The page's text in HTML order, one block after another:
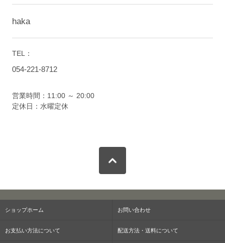
haka
TEL：
054-221-8712
営業時間：11:00 ～ 20:00
定休日：水曜定休
ショップホーム お問い合わせ
お支払い方法について 配送方法・送料について